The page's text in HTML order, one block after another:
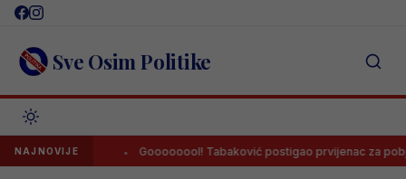
Skip
content Sve Osim Politike
NAJNOVIJE Goooooool! Tabaković postigao prvijenac za pobjedu